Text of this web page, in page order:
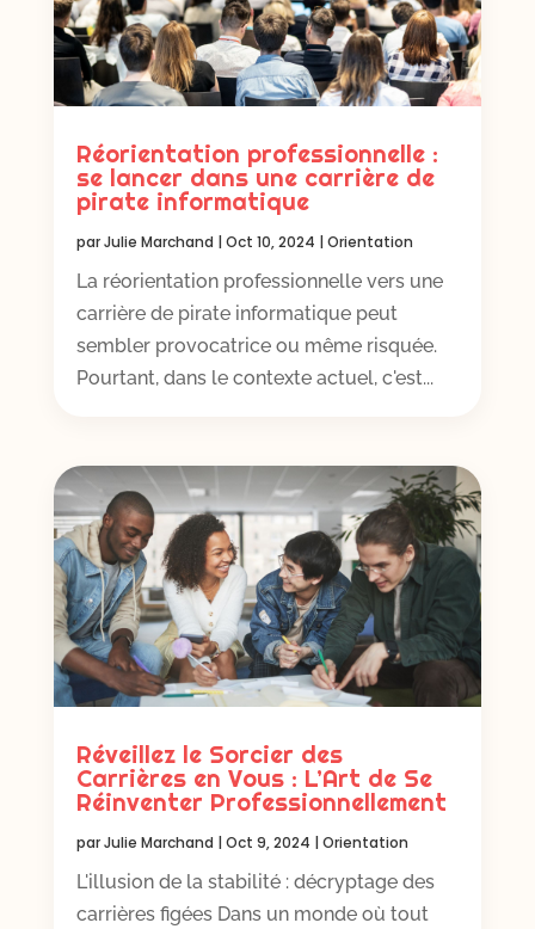
Réorientation professionnelle :
se lancer dans une carrière de
pirate informatique
parJulie Marchand | Oct 10, 2024 | Orientation
La réorientation professionnelle vers une
carrière de pirate informatique peut
sembler provocatrice ou même risquée.
Pourtant, dans le contexte actuel, c'est...
Réveillez le Sorcier des
Carrières en Vous : L’Art de Se
Réinventer Professionnellement
parJulie Marchand | Oct 9, 2024 | Orientation
L'illusion de la stabilité : décryptage des
carrières figées Dans un monde où tout